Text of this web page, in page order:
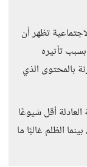
تظهر أن
تأثيره
بالمحتوى الذي
العادلة أقل شيوعًا
الظلم غالبًا ما